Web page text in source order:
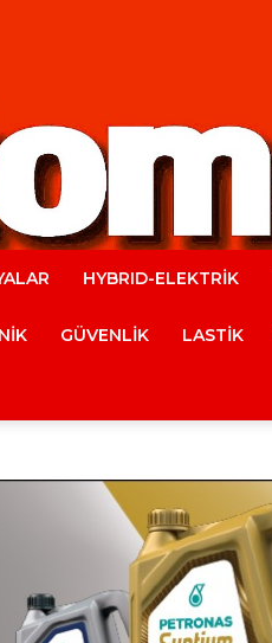
Automobile
Magazine
HYBRID-ELEKTRİK
GÜVENLİK LASTİK